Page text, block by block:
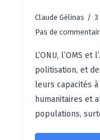
Claude Gélinas
3
Pas de
L’ONU, l’OMS
politisation, et
leurs capacités
humanitaires et
populations,